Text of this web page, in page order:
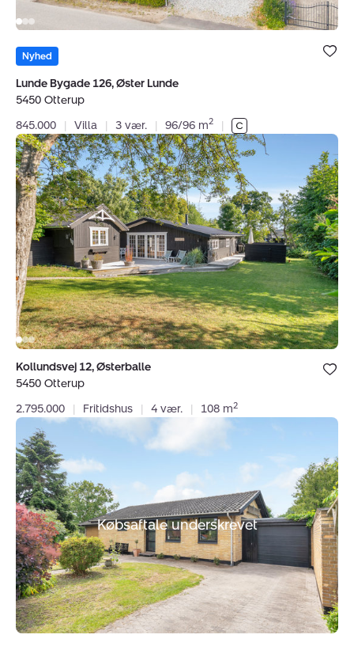
Bolig er
under dine
Nyhed
Lunde Bygade 126, Øster Lunde
5450 Otterup
845.000
| Villa | 3 vær. | 96/96 m2 |
Fritidshus:
Kollundsvej
12,
Østerballe,
5450
Otterup
Bolig er
under dine
Kollundsvej 12, Østerballe
5450 Otterup
2.795.000
| Fritidshus | 4 vær. | 108 m2
Villa:
Karlavej
4,
5270
Odense
N
Købsaftale underskrevet